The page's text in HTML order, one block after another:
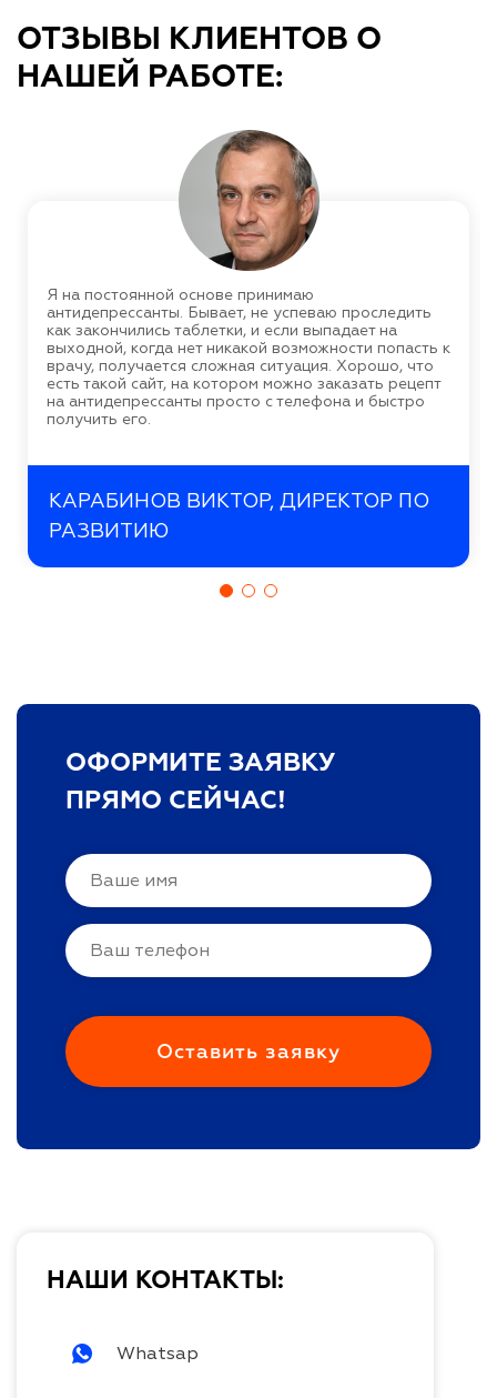
ОТЗЫВЫ КЛИЕНТОВ О
НАШЕЙ РАБОТЕ:
Я на постоянной основе принимаю
антидепрессанты. Бывает, не успеваю проследить
как закончились таблетки, и если выпадает на
выходной, когда нет никакой возможности попасть к
врачу, получается сложная ситуация. Хорошо, что
есть такой сайт, на котором можно заказать рецепт
на антидепрессанты просто с телефона и быстро
получить его.
КАРАБИНОВ ВИКТОР, ДИРЕКТОР ПО
РАЗВИТИЮ
ОФОРМИТЕ ЗАЯВКУ
ПРЯМО СЕЙЧАС!
НАШИ КОНТАКТЫ:
Whatsap